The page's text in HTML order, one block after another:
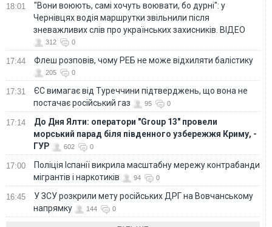
18:01
"Вони воюють, самі хочуть воювати, бо дурні": у
Чернівцях водія маршрутки звільнили після
зневажливих слів про українських захисників. ВІДЕО
312 0
17:44 Флеш розповів, чому РЕБ не може відхиляти балістику
205 0
17:31
ЄС вимагає від Туреччини підтверджень, що вона не
постачає російський газ
95 0
17:14
До Дня Ялти: оператори "Group 13" провели
морський парад біля південного узбережжя Криму, -
ГУР
602 0
17:00
Поліція Іспанії викрила масштабну мережу контрабанди
мігрантів і наркотиків
94 0
16:45
У ЗСУ розкрили мету російських ДРГ на Вовчанському
напрямку
144 0